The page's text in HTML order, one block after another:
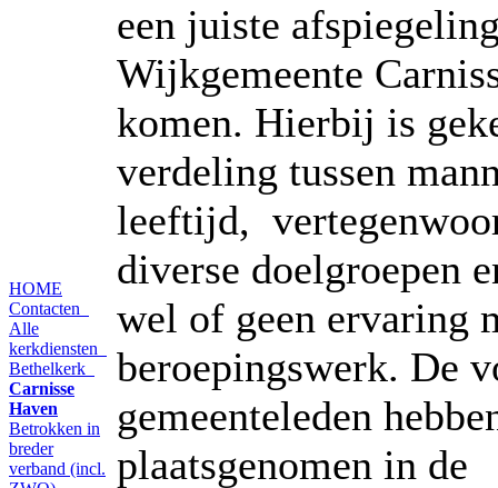
HOME
Contacten
Alle
kerkdiensten
Bethelkerk
Carnisse
Haven
Betrokken in
breder
verband (incl.
een juiste
Wijkgemeente
komen. Hierbij is
verdeling tussen
leeftijd,
diverse doelgroepen
wel of geen ervaring
beroepingswerk. De
gemeenteleden
plaatsgenomen in de